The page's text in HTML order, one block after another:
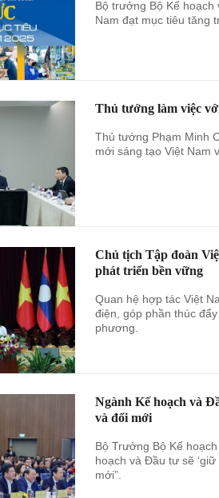
Bộ trưởng Bộ Kế
Nam đạt mục tiêu tăng
Thủ tướng làm việc
Thủ tướng Phạm Minh
mới sáng tạo Việt Nam
Chủ tịch Tập đoàn
phát triển bền vững
Quan hệ hợp tác Việt
điện, góp phần thúc
phương.
Ngành Kế hoạch và
và đổi mới
Bộ Trưởng Bộ Kế
hoạch và Đầu tư sẽ
mới”.